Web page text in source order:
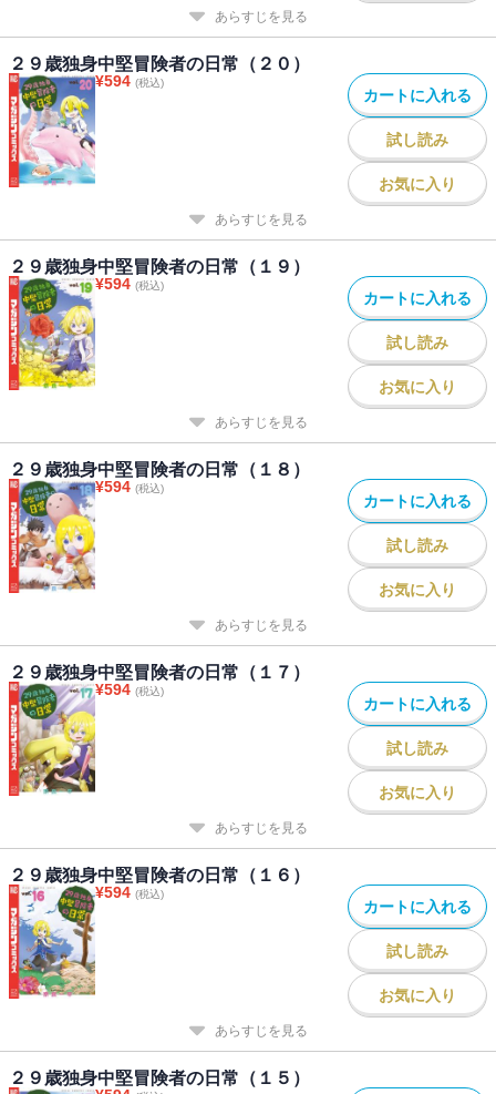
あらすじを見る
２９歳独身中堅冒険者の日常（２０）
¥594 (税込)
カートに入れる
試し読み
お気に入り
あらすじを見る
２９歳独身中堅冒険者の日常（１９）
¥594 (税込)
カートに入れる
試し読み
お気に入り
あらすじを見る
２９歳独身中堅冒険者の日常（１８）
¥594 (税込)
カートに入れる
試し読み
お気に入り
あらすじを見る
２９歳独身中堅冒険者の日常（１７）
¥594 (税込)
カートに入れる
試し読み
お気に入り
あらすじを見る
２９歳独身中堅冒険者の日常（１６）
¥594 (税込)
カートに入れる
試し読み
お気に入り
あらすじを見る
２９歳独身中堅冒険者の日常（１５）